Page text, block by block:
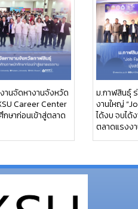
านจัดหางานจังหวัด
Career Center
ษาก่อนเข้าสู่ตลาด
ม.กาฬสินธุ์
งานใหญ่
ได้งบ จบได้
ตลาดแรงง